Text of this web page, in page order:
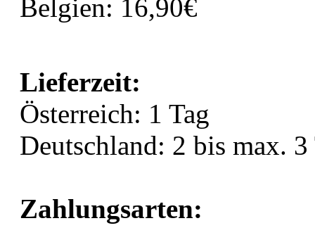
Belgien: 16,90€
Lieferzeit:
Österreich: 1 Tag
Deutschland: 2 bis max. 3
Zahlungsarten: